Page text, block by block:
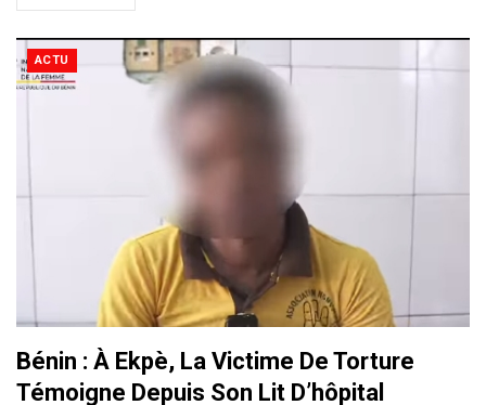
ACTU
Bénin : À Ekpè, La Victime De Torture
Témoigne Depuis Son Lit D’hôpital